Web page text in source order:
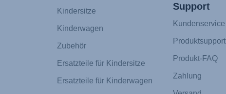
Kindersitze
Kinderwagen
Zubehör
Ersatzteile für Kindersitze
Ersatzteile für Kinderwagen
Support
Kundenservice
Produktsupport
Produkt-FAQ
Zahlung